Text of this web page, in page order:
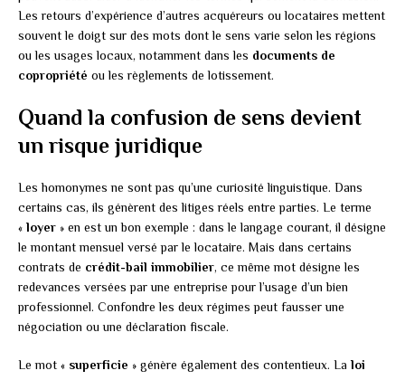
Les retours d’expérience d’autres acquéreurs ou locataires mettent
souvent le doigt sur des mots dont le sens varie selon les régions
ou les usages locaux, notamment dans les documents de
copropriété ou les règlements de lotissement.
Quand la confusion de sens devient
un risque juridique
Les homonymes ne sont pas qu’une curiosité linguistique. Dans
certains cas, ils génèrent des litiges réels entre parties. Le terme
« loyer » en est un bon exemple : dans le langage courant, il désigne
le montant mensuel versé par le locataire. Mais dans certains
contrats de crédit-bail immobilier, ce même mot désigne les
redevances versées par une entreprise pour l’usage d’un bien
professionnel. Confondre les deux régimes peut fausser une
négociation ou une déclaration fiscale.
Le mot « superficie » génère également des contentieux. La loi